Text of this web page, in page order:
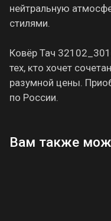
нейтральную
стилями.
Ковёр Тач
тех, кто хочет
разумной цены.
по России.
Вам также